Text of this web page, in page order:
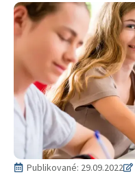
Publikované: 29.09.2022